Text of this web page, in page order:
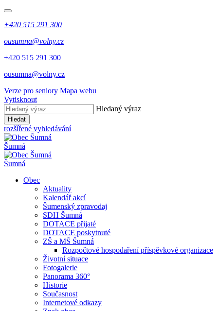
+420 515 291 300
ousumna@volny.cz
+420 515 291 300
ousumna@volny.cz
Verze pro seniory Mapa webu
Vytisknout
Hledaný výraz
Hledat
rozšířené vyhledávání
Šumná
Šumná
Obec
Aktuality
Kalendář akcí
Šumenský zpravodaj
SDH Šumná
DOTACE přijaté
DOTACE poskytnuté
ZŠ a MŠ Šumná
Rozpočtové hospodaření příspěvkové organizace
Životní situace
Fotogalerie
Panorama 360°
Historie
Současnost
Internetové odkazy